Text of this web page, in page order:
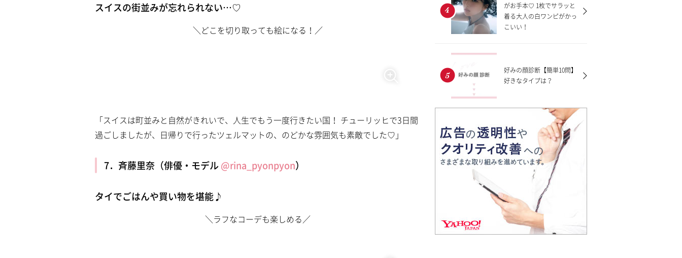
スイスの街並みが忘れられない…♡
＼どこを切り取っても絵になる！／
「スイスは町並みと自然がきれいで、人生でもう一度行きたい国！ チューリッヒで3日間
過ごしましたが、日帰りで行ったツェルマットの、のどかな雰囲気も素敵でした♡」
7．斉藤里奈（俳優・モデル @rina_pyonpyon）
タイでごはんや買い物を堪能♪
＼ラフなコーデも楽しめる／
がお手本♡ 1枚でサラッと
着る大人の白ワンピがかっ
こいい！
好みの顔診断【簡単10問】
好きなタイプは？